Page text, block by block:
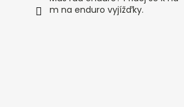
m na enduro vyjížďky.